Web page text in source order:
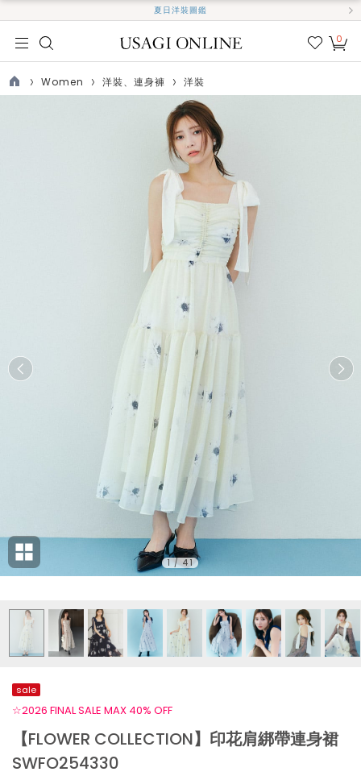
夏日洋裝圖鑑
我的
0
TOP
Women 洋裝、連身褲 洋裝
1 /41
sale
☆2026 FINAL SALE MAX 40% OFF
【FLOWER COLLECTION】印花肩綁帶連身裙
SWFO254330